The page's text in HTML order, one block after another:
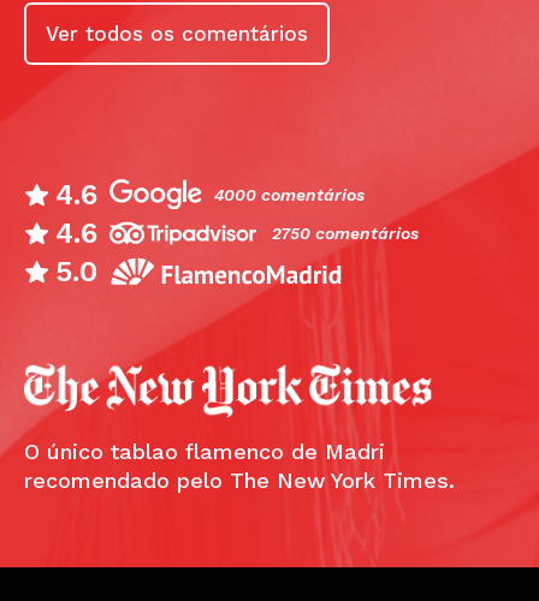
Ver todos os comentários
4.6 4000 comentários
4.6 2750 comentários
5.0
O único tablao flamenco de Madri
recomendado pelo The New York Times.